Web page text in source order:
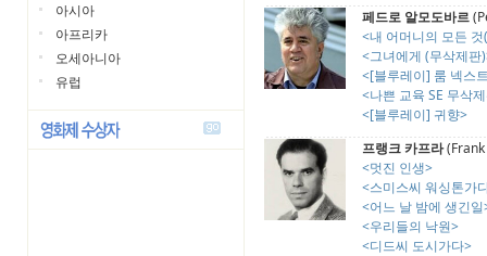
아시아
아프리카
오세아니아
유럽
페드로 알모도바르
<내 어머니의 모든
<그녀에게 (무삭제판
<[블루레이] 룸 넥스
<나쁜 교육 SE 무삭
<[블루레이] 귀향>
프랭크 카프라(Frank
<멋진 인생>
<스미스씨 워싱톤가
<어느 날 밤에 생긴일
<우리들의 낙원>
<디드씨 도시가다>